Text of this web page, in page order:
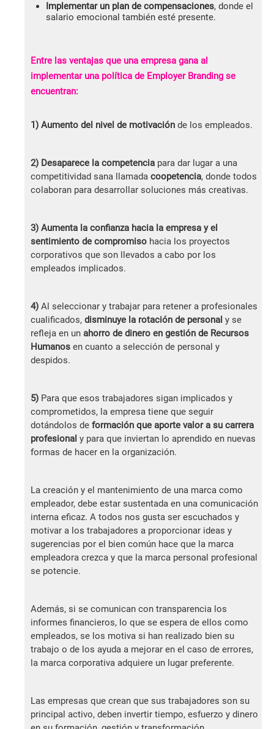
Implementar un plan de compensaciones, donde el
salario emocional también esté presente.
Entre las ventajas que una empresa gana al
implementar una política de Employer Branding se
encuentran:
1) Aumento del nivel de motivación de los empleados.
2) Desaparece la competencia para dar lugar a una
competitividad sana llamada coopetencia, donde todos
colaboran para desarrollar soluciones más creativas.
3) Aumenta la confianza hacia la empresa y el
sentimiento de compromiso hacia los proyectos
corporativos que son llevados a cabo por los
empleados implicados.
4) Al seleccionar y trabajar para retener a profesionales
cualificados, disminuye la rotación de personal y se
refleja en un ahorro de dinero en gestión de Recursos
Humanos en cuanto a selección de personal y
despidos.
5) Para que esos trabajadores sigan implicados y
comprometidos, la empresa tiene que seguir
dotándolos de formación que aporte valor a su carrera
profesional y para que inviertan lo aprendido en nuevas
formas de hacer en la organización.
La creación y el mantenimiento de una marca como
empleador, debe estar sustentada en una comunicación
interna eficaz. A todos nos gusta ser escuchados y
motivar a los trabajadores a proporcionar ideas y
sugerencias por el bien común hace que la marca
empleadora crezca y que la marca personal profesional
se potencie.
Además, si se comunican con transparencia los
informes financieros, lo que se espera de ellos como
empleados, se los motiva si han realizado bien su
trabajo o de los ayuda a mejorar en el caso de errores,
la marca corporativa adquiere un lugar preferente.
Las empresas que crean que sus trabajadores son su
principal activo, deben invertir tiempo, esfuerzo y dinero